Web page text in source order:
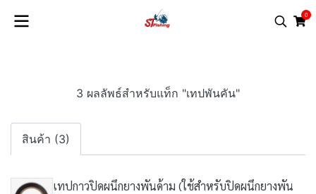
0
3 ผลลัพธ์สำหรับแท็ก "เทปพันคัน"
สินค้า (3)
เทปกาวปิดผนึกยางพันด้าม (ใช้สำหรับปิดผนึกยางพัน